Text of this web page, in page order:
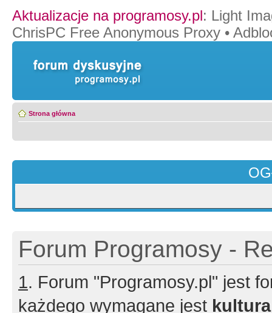
Aktualizacje na programosy.pl: Light
ChrisPC Free Anonymous Proxy •
Strona główna
Forum Programosy -
1. Forum "Programosy.pl" jest
każdego wymagane jest